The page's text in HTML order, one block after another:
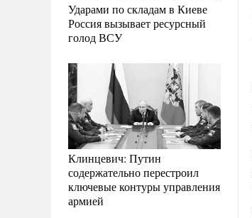
Ударами по складам в Киеве
Россия вызывает ресурсный
голод ВСУ
Клинцевич: Путин
содержательно перестроил
ключевые контуры управления
армией